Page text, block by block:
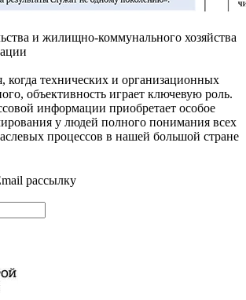
и жилищно-коммунального хозяйства
технических и организационных
объективность играет ключевую роль.
информации приобретает особое
у людей полного понимания всех
процессов в нашей большой стране
рассылку